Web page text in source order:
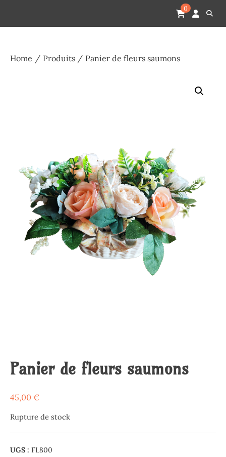
content
Espace Funéraire Michel Gardechaux
0
Home Produits Panier de fleurs saumons
Panier de fleurs saumons
45,00 €
Rupture de stock
UGS : FL800